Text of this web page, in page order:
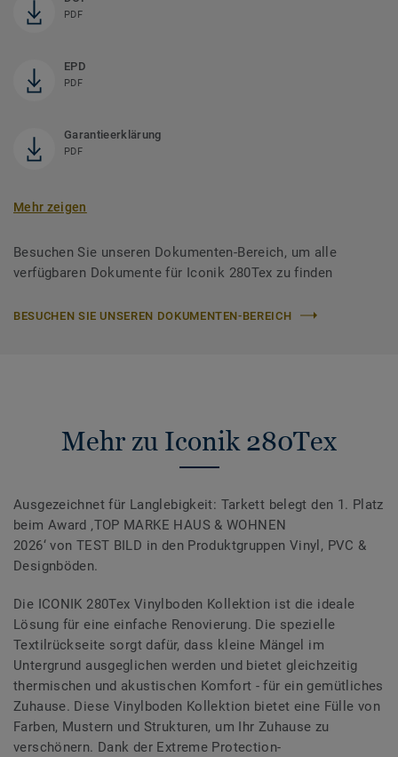
PDF
EPD
PDF
Garantieerklärung
PDF
Mehr zeigen
Besuchen Sie unseren Dokumenten-Bereich, um alle
verfügbaren Dokumente für Iconik 280Tex zu finden
BESUCHEN SIE UNSEREN DOKUMENTEN-BEREICH
Mehr zu Iconik 280Tex
Ausgezeichnet für Langlebigkeit: Tarkett belegt den 1. Platz
beim Award ‚TOP MARKE HAUS & WOHNEN
2026‘ von TEST BILD in den Produktgruppen Vinyl, PVC &
Designböden.
Die ICONIK 280Tex Vinylboden Kollektion ist die ideale
Lösung für eine einfache Renovierung. Die spezielle
Textilrückseite sorgt dafür, dass kleine Mängel im
Untergrund ausgeglichen werden und bietet gleichzeitig
thermischen und akustischen Komfort - für ein gemütliches
Zuhause. Diese Vinylboden Kollektion bietet eine Fülle von
Farben, Mustern und Strukturen, um Ihr Zuhause zu
verschönern. Dank der Extreme Protection-